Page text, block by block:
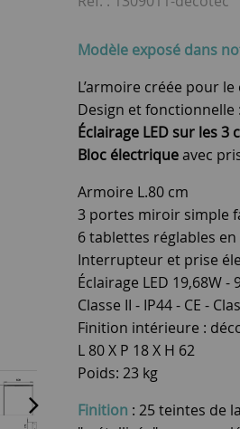
Modèle exposé dans
L’armoire créée pour
Design et fonctionnelle :
Éclairage LED sur les 3
Bloc électriqueavec
Armoire L.80 cm
3 portes miroir simple
6 tablettes réglables
Interrupteur et prise
Éclairage LED 19,68W -
Classe II - IP44 - CE -
Finition intérieure :
L 80 X P 18 X H 62
Poids: 23 kg
Finition : 25 teintes de